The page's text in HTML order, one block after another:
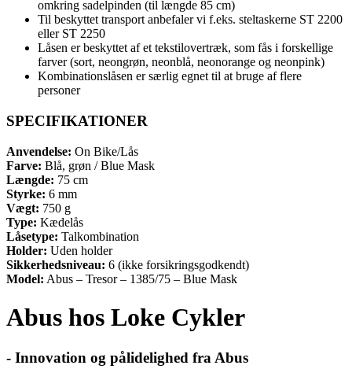
omkring sadelpinden (til længde 85 cm)
Til beskyttet transport anbefaler vi f.eks. steltaskerne ST 2200
eller ST 2250
Låsen er beskyttet af et tekstilovertræk, som fås i forskellige
farver (sort, neongrøn, neonblå, neonorange og neonpink)
Kombinationslåsen er særlig egnet til at bruge af flere
personer
SPECIFIKATIONER
Anvendelse: On Bike/Lås
Farve: Blå, grøn / Blue Mask
Længde: 75 cm
Styrke: 6 mm
Vægt: 750 g
Type: Kædelås
Låsetype: Talkombination
Holder: Uden holder
Sikkerhedsniveau: 6 (ikke forsikringsgodkendt)
Model: Abus – Tresor – 1385/75 – Blue Mask
Abus hos Loke Cykler
- Innovation og pålidelighed fra Abus